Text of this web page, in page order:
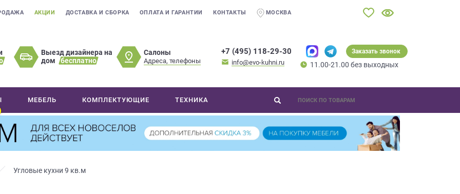
АКЦИИ ДОСТАВКА И СБОРКА ОПЛАТА И ГАРАНТИИ КОНТАКТЫ МОСКВА
Выезд дизайнера на
дом
бесплатно
Салоны
Адреса, телефоны
+7 (495) 118-29-30
info@evo-kuhni.ru
Заказать звонок
11.00-21.00 без выходных
МЕБЕЛЬ КОМПЛЕКТУЮЩИЕ ТЕХНИКА
Угловые кухни 9 кв.м